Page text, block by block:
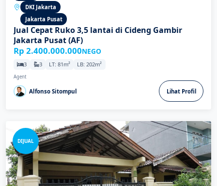
DKI Jakarta
Jakarta Pusat
Jual Cepat Ruko 3,5 lantai di Cideng Gambir
Jakarta Pusat (AF)
Rp 2.400.000.000NEGO
3 3 LT: 81m² LB: 202m²
Agent
Alfonso Sitompul Lihat Profil
DIJUAL